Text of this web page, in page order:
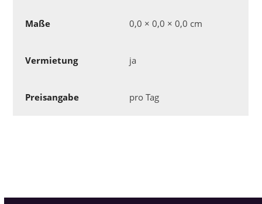
Maße 0,0 × 0,0 × 0,0 cm
Vermietung ja
Preisangabe pro Tag